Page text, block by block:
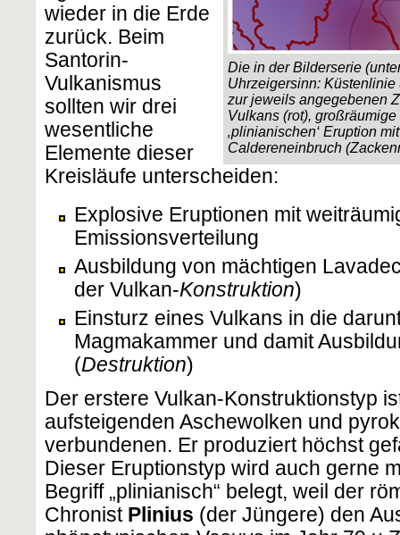
Die in der Bilderserie
Uhrzeiger­sinn:
zur jeweils angegebenen
Vulkans (rot),
‚plinianischen‘ Eruption
Caldereneinbruch
wieder in die Erde
zurück. Beim
Santorin-
Vulkanismus
sollten wir drei
wesentliche
Elemente dieser
Kreisläufe unterscheiden:
Explosive Eruptionen mit
Emissionsverteilung
Ausbildung von mächtigen
der Vulkan-Konstruktion)
Einsturz eines Vulkans in die
Magmakammer und damit
(Destruktion)
Der erstere Vulkan-Konstruktionstyp
aufsteigenden Aschewolken und
verbundenen. Er produziert höchst
Dieser Eruptionstyp wird auch gerne
Begriff „plinianisch“ belegt, weil der
Chronist Plinius (der Jüngere) den